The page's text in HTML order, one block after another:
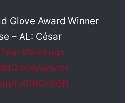
Glove Award Winner
– AL: César
fy6fR0v9GN